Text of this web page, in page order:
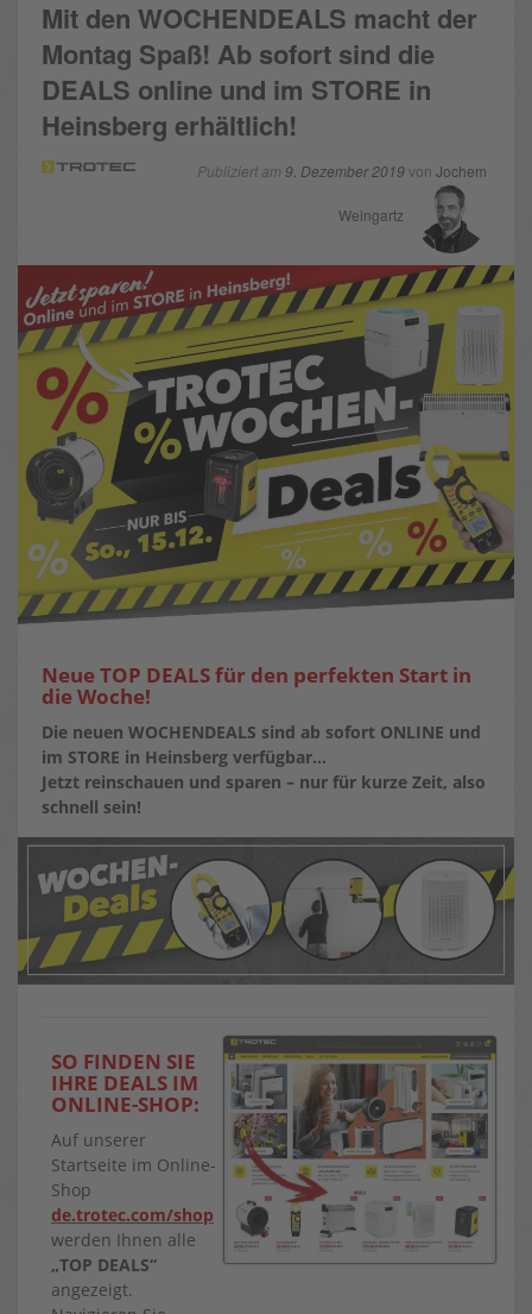
Mit den WOCHENDEALS macht der
Montag Spaß! Ab sofort sind die
DEALS online und im STORE in
Heinsberg erhältlich!
Publiziert am 9. Dezember 2019von Jochem
Weingartz
Neue TOP DEALS für den perfekten Start in
die Woche!
Die neuen WOCHENDEALS sind ab sofort ONLINE und
im STORE in Heinsberg verfügbar…
Jetzt reinschauen und sparen – nur für kurze Zeit, also
schnell sein!
SO FINDEN SIE
IHRE DEALS IM
ONLINE-SHOP:
Auf unserer
Startseite im Online-
Shop
de.trotec.com/shop
werden Ihnen alle
„TOP DEALS“
angezeigt.